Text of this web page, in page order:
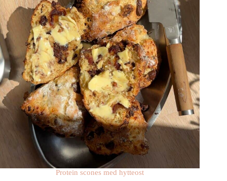
Protein scones med hytteost